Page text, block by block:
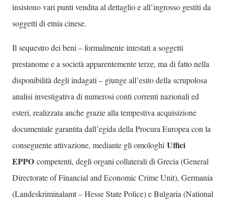
insistono vari punti vendita al dettaglio e all’ingrosso gestiti da
soggetti di etnia cinese.
Il sequestro dei beni – formalmente intestati a soggetti
prestanome e a società apparentemente terze, ma di fatto nella
disponibilità degli indagati – giunge all’esito della scrupolosa
analisi investigativa di numerosi conti correnti nazionali ed
esteri, realizzata anche grazie alla tempestiva acquisizione
documentale garantita dall’egida della Procura Europea con la
conseguente attivazione, mediante gli omologhi Uffici
EPPO competenti, degli organi collaterali di Grecia (General
Directorate of Financial and Economic Crime Unit), Germania
(Landeskriminalamt – Hesse State Police) e Bulgaria (National